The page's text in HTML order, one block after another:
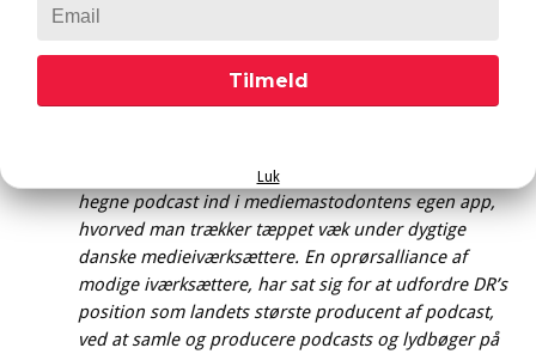
enige med Daugaard.
Katrine Daugaard følger dernæst op med yderligere et opslag om denne
mediemarkedet yderligere med sit nye tiltag om at
hegne podcast ind i mediemastodontens egen app,
hvorved man trækker tæppet væk under dygtige
danske medieiværksættere. En oprørsalliance af
modige iværksættere, har sat sig for at udfordre DR’s
position som landets største producent af podcast,
ved at samle og producere podcasts og lydbøger på
Tilmeld
Luk